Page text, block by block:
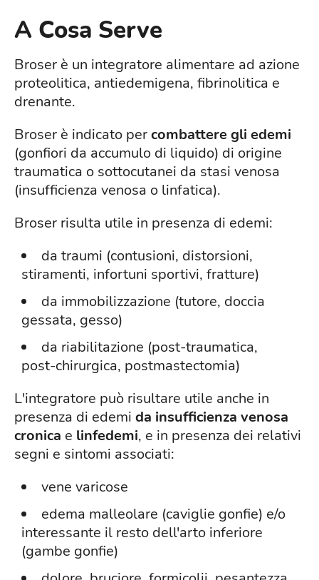
A Cosa Serve
Broser è un integratore alimentare ad azione
proteolitica, antiedemigena, fibrinolitica e
drenante.
Broser è indicato percombattere gli edemi
(gonfiori da accumulo di liquido) di origine
traumatica o sottocutanei da stasi venosa
(insufficienza venosa o linfatica).
Broser risulta utile in presenza di edemi:
da traumi (contusioni, distorsioni,
stiramenti, infortuni sportivi, fratture)
da immobilizzazione (tutore, doccia
gessata, gesso)
da riabilitazione (post-traumatica,
post-chirurgica, postmastectomia)
L'integratore può risultare utile anche in
presenza di edemi da insufficienza venosa
cronica e linfedemi, e in presenza dei relativi
segni e sintomi associati:
vene varicose
edema malleolare (caviglie gonfie) e/o
interessante il resto dell'arto inferiore
(gambe gonfie)